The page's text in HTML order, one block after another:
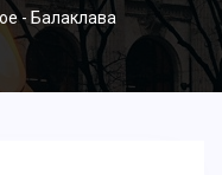
- Балаклава